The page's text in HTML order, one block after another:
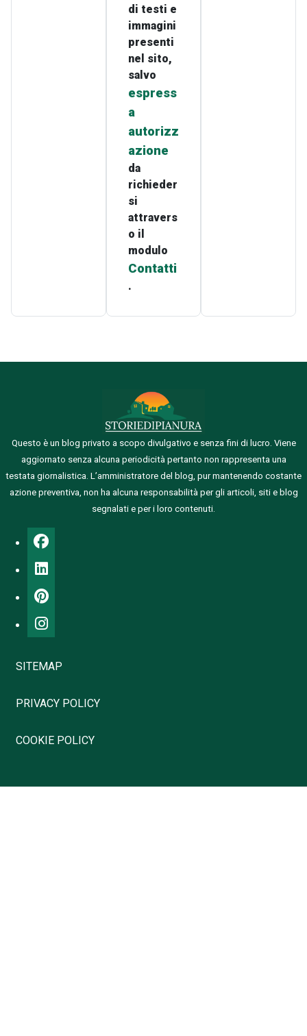
di testi e
immagini
presenti
nel sito,
salvo
espress
a
autorizz
azione
da
richieder
si
attravers
o il
modulo
Contatti
.
Questo è un blog privato a scopo divulgativo e senza fini di lucro. Viene
aggiornato senza alcuna periodicità pertanto non rappresenta una
testata giornalistica. L’amministratore del blog, pur mantenendo costante
azione preventiva, non ha alcuna responsabilità per gli articoli, siti e blog
segnalati e per i loro contenuti.
SITEMAP
PRIVACY POLICY
COOKIE POLICY